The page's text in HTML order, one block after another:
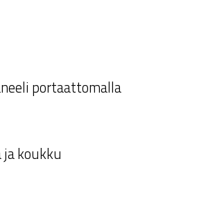
portaattomalla
koukku